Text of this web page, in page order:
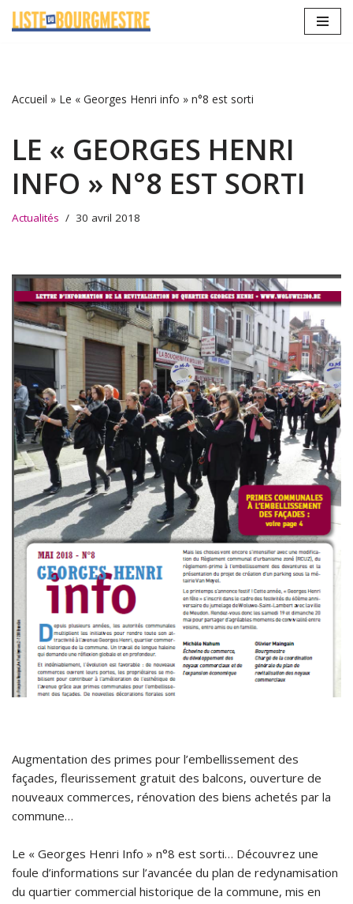
Accueil » Le « Georges Henri info » n°8 est sorti
LE « GEORGES HENRI
INFO » N°8 EST SORTI
Actualités 30 avril 2018
Augmentation des primes pour l’embellissement des
façades, fleurissement gratuit des balcons, ouverture de
nouveaux commerces, rénovation des biens achetés par la
commune…
Le « Georges Henri Info » n°8 est sorti… Découvrez une
foule d’informations sur l’avancée du plan de redynamisation
du quartier commercial historique de la commune, mis en